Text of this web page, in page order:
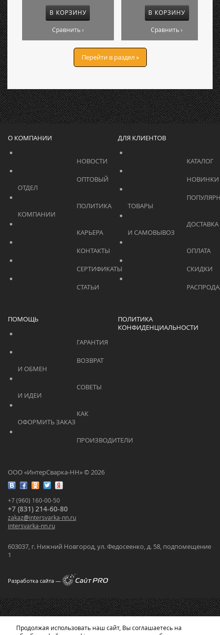
В КОРЗИНУ
Сравнить ›
В КОРЗИНУ
Сравнить ›
Перейти в раздел »
ООО «ИнтерСварка-НН» © 2026
+7 (960) 160-00-50
+7 (831) 214-60-80
zakaz@intersvarka-nn.ru
intersvarka-nn.ru
603037, г. Нижний Новгород, ул. Федосеенко, д. 58, подпомещение
1
Разработка сайта —
О КОМПАНИИ
			    		КАРЬЕРА
ДЛЯ КЛИЕНТОВ
ПОМОЩЬ
ПОЛИТИКА
КОНФИДЕНЦИАЛЬНОСТИ
Продолжая использовать наш сайт, Вы соглашаетесь на